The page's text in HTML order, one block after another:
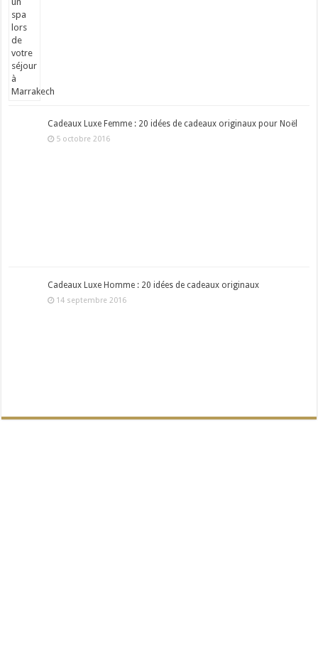
Cadeaux Luxe Femme : 20 idées de cadeaux originaux pour Noël
5 octobre 2016
Cadeaux Luxe Homme : 20 idées de cadeaux originaux
14 septembre 2016